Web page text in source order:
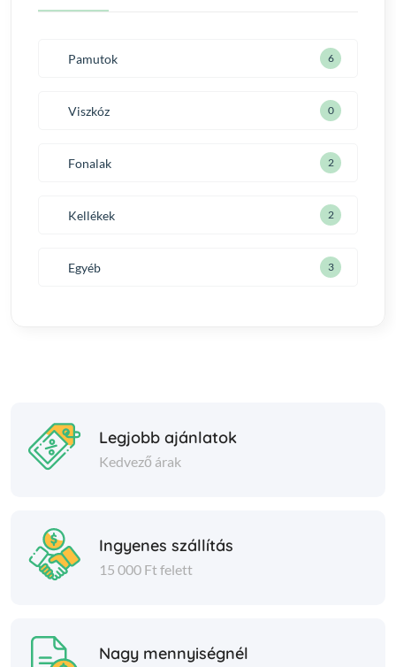
Pamutok 6
Viszkóz 0
Fonalak 2
Kellékek 2
Egyéb 3
Legjobb ajánlatok
Kedvező árak
Ingyenes szállítás
15 000 Ft felett
Nagy mennyiségnél